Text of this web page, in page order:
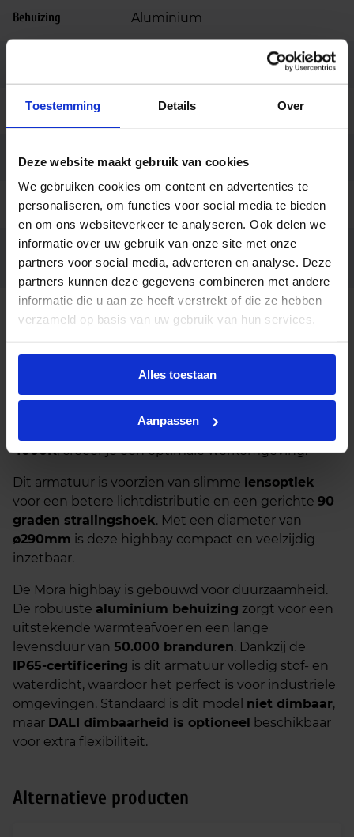
Toestemming Details Over
Deze website maakt gebruik van cookies
We gebruiken cookies om content en advertenties te
personaliseren, om functies voor social media te bieden
en om ons websiteverkeer te analyseren. Ook delen we
informatie over uw gebruik van onze site met onze
partners voor social media, adverteren en analyse. Deze
partners kunnen deze gegevens combineren met andere
informatie die u aan ze heeft verstrekt of die ze hebben
verzameld op basis van uw gebruik van hun services.
Alles toestaan
Aanpassen
Behuizing Aluminium
Montage Pendel
Garantie 5 jaar
Code LU064311
Opties op
aanvraag
Dali dimbaar
Beschrijving
DeMora LED highbay 100Wis jouw ideale
oplossing voor heldere en energiezuinige
verlichting in diverse bedrijfsruimtes. Met een
krachtige lichtopbrengst van
koel witte kleurtemperatuur van
4000K, creëer je een optimale werkomgeving.
Dit armatuur is voorzien van slimme lensoptiek
voor een betere lichtdistributie en een gerichte 90
graden stralingshoek. Met een diameter van
ø290mm is deze highbay compact en veelzijdig
inzetbaar.
De Mora highbay is gebouwd voor duurzaamheid.
De robuuste aluminium behuizing zorgt voor een
uitstekende warmteafvoer en een lange
levensduur van 50.000 branduren. Dankzij de
IP65-certificering is dit armatuur volledig stof- en
waterdicht, waardoor het perfect is voor industriële
omgevingen. Standaard is dit model niet dimbaar,
maar DALI dimbaarheid is optioneel beschikbaar
voor extra flexibiliteit.
Alternatieve producten